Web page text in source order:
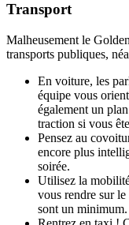
Transport
Malheusement le
transports publiques,
En voiture, les
équipe vous
également un
traction si vous
Pensez au
encore plus
soirée.
Utilisez la
vous rendre sur
sont un minimum.